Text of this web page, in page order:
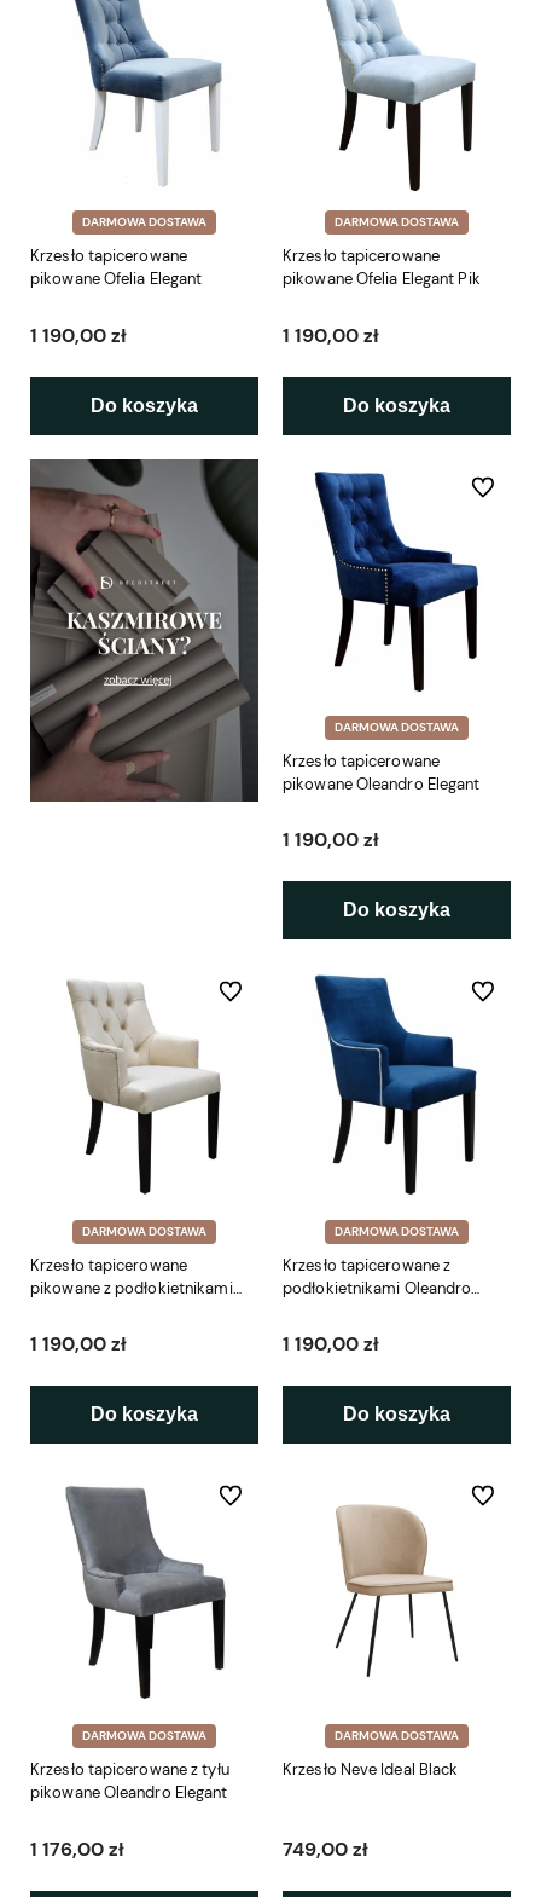
DARMOWA DOSTAWA
Krzesło tapicerowane
pikowane Ofelia Elegant
1 190,00 zł
Do koszyka
DARMOWA DOSTAWA
Krzesło tapicerowane
pikowane Ofelia Elegant Pik
1 190,00 zł
Do koszyka
DARMOWA DOSTAWA
Krzesło tapicerowane
pikowane Oleandro Elegant
1 190,00 zł
Do koszyka
Do
DARMOWA DOSTAWA
Krzesło tapicerowane
pikowane z podłokietnikami
1 190,00 zł
Do koszyka
Do ulubionych
DARMOWA DOSTAWA
Krzesło tapicerowane z
podłokietnikami Oleandro
1 190,00 zł
Do koszyka
Do
DARMOWA DOSTAWA
Krzesło tapicerowane z tyłu
pikowane Oleandro Elegant
1 176,00 zł
Do ulubionych
DARMOWA DOSTAWA
Krzesło Neve Ideal Black
749,00 zł
Do